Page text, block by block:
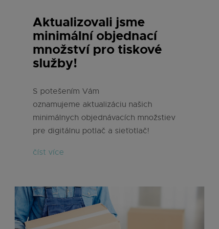
Aktualizovali jsme
minimální objednací
množství pro tiskové
služby!
S potešením Vám
oznamujeme aktualizáciu našich
minimálnych objednávacích množstiev
pre digitálnu potlač a sieťotlač!
číst více